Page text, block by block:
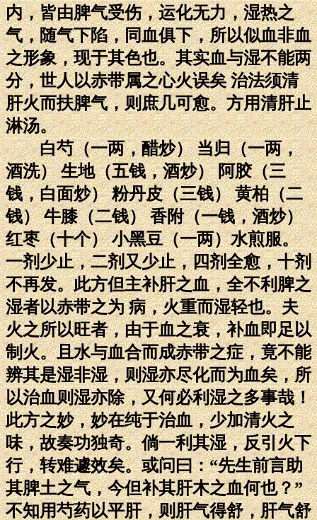
内，皆由脾气受伤，运化无力，湿热之
气，随气下陷，同血俱下，所以似血非血
之形象，现于其色也。其实血与湿不能两
分，世人以赤带属之心火误矣 治法须清
肝火而扶脾气，则庶几可愈。方用清肝止
淋汤。
白芍（一两，醋炒） 当归（一两，
酒洗） 生地（五钱，酒炒） 阿胶（三
钱，白面炒） 粉丹皮（三钱） 黄柏（二
钱） 牛膝（二钱） 香附（一钱，酒炒）
红枣（十个） 小黑豆（一两）水煎服。
一剂少止，二剂又少止，四剂全愈，十剂
不再发。此方但主补肝之血，全不利脾之
湿者以赤带之为 病，火重而湿轻也。夫
火之所以旺者，由于血之衰，补血即足以
制火。且水与血合而成赤带之症，竟不能
辨其是湿非湿，则湿亦尽化而为血矣，所
以治血则湿亦除，又何必利湿之多事哉！
此方之妙，妙在纯于治血，少加清火之
味，故奏功独奇。倘一利其湿，反引火下
行，转难遽效矣。或问曰：“先生前言助
其脾土之气，今但补其肝木之血何也？”
不知用芍药以平肝，则肝气得舒，肝气舒